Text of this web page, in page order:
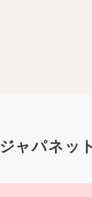
ジャパネッ